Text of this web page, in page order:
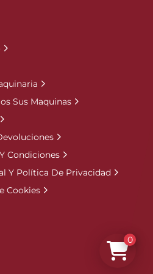
Sus Maquinas
Condiciones
Y Política De Privacidad
Cookies
0